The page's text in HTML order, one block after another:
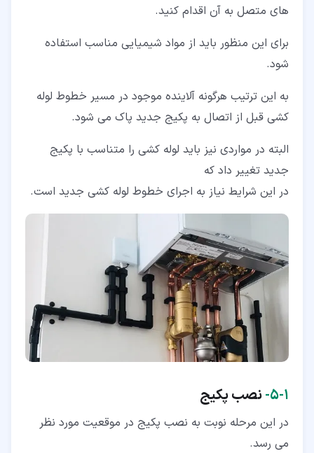
های متصل به آن اقدام کنید.
برای این منظور باید از مواد شیمیایی مناسب استفاده
شود.
به این ترتیب هرگونه آلاینده موجود در مسیر خطوط لوله
کشی قبل از اتصال به پکیج جدید پاک می شود.
البته در مواردی نیز باید لوله کشی را متناسب با پکیج
جدید تغییر داد که
در این شرایط نیاز به اجرای خطوط لوله کشی جدید است.
۱‏-‏۵‏- نصب پکیج
در این مرحله نوبت به نصب پکیج در موقعیت مورد نظر
می رسد.